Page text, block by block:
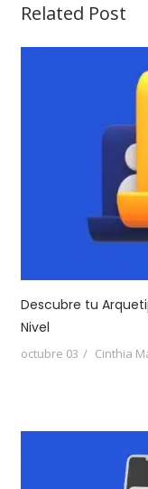
Related Post
Descubre tu
Nivel
octubre 03 Cinthia